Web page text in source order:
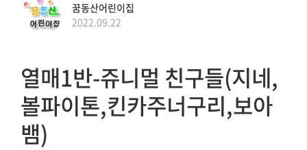
꿈동산어린이집
2022.09.22
열매1반-쥬니멀 친구들(지네,
볼파이톤,킨카주너구리,보아
뱀)